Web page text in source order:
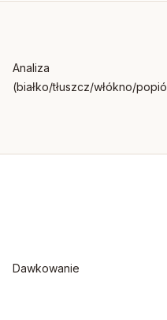
Analiza
(białko/tłuszcz/włókno/
Dawkowanie